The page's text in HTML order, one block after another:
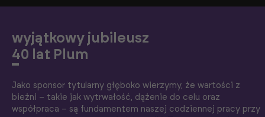
wyjątkowy jubileusz
40 lat Plum
Jako sponsor tytularny głęboko wierzymy, że wartości z
bieżni – takie jak wytrwałość, dążenie do celu oraz
współpraca – są fundamentem naszej codziennej pracy przy